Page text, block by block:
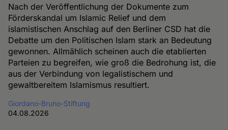
Nach der Veröffentlichung der Dokumente zum
Förderskandal um Islamic Relief und dem
islamistischen Anschlag auf den Berliner CSD hat die
Debatte um den Politischen Islam stark an Bedeutung
gewonnen. Allmählich scheinen auch die etablierten
Parteien zu begreifen, wie groß die Bedrohung ist, die
aus der Verbindung von legalistischem und
gewaltbereitem Islamismus resultiert.
Giordano-Bruno-Stiftung
04.08.2026